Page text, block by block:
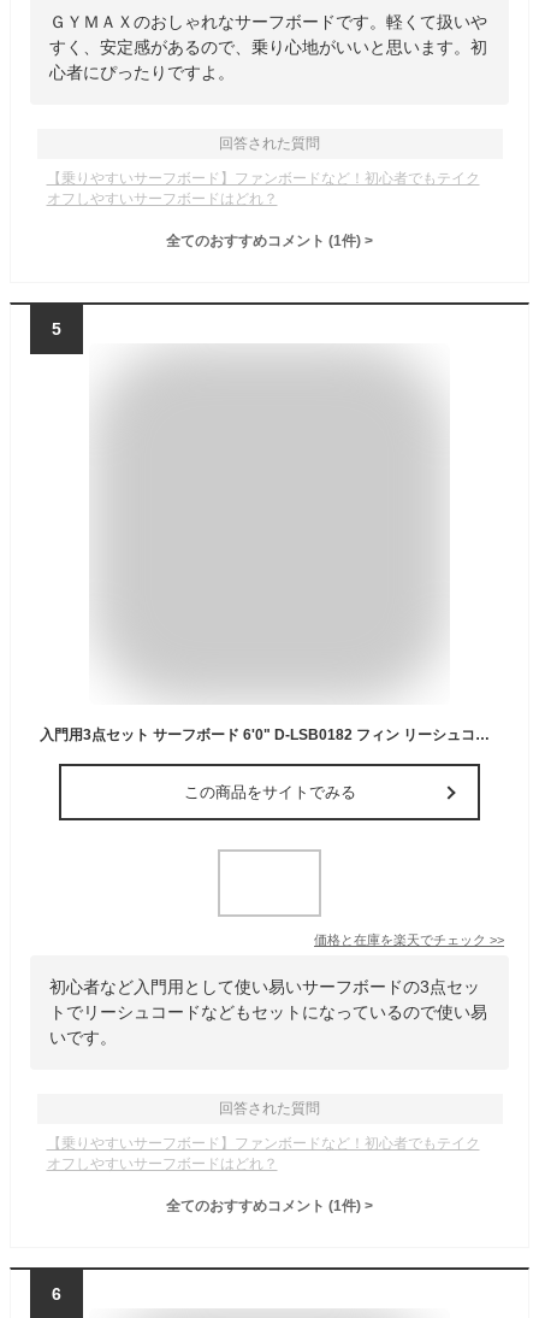
ＧＹＭＡＸのおしゃれなサーフボードです。軽くて扱いや
すく、安定感があるので、乗り心地がいいと思います。初
心者にぴったりですよ。
回答された質問
【乗りやすいサーフボード】ファンボードなど！初心者でもテイク
オフしやすいサーフボードはどれ？
全てのおすすめコメント (1件) >
5
入門用3点セット サーフボード 6'0" D-LSB0182 フィン リーシュコード アウトレット ソフトボード サーフィンボード ショートボード 大人 初心者 さーふぼーど 【沖縄・離島販売不可】 〇プレゼント
この商品をサイトでみる
価格と在庫を楽天でチェック >>
初心者など入門用として使い易いサーフボードの3点セッ
トでリーシュコードなどもセットになっているので使い易
いです。
回答された質問
【乗りやすいサーフボード】ファンボードなど！初心者でもテイク
オフしやすいサーフボードはどれ？
全てのおすすめコメント (1件) >
6